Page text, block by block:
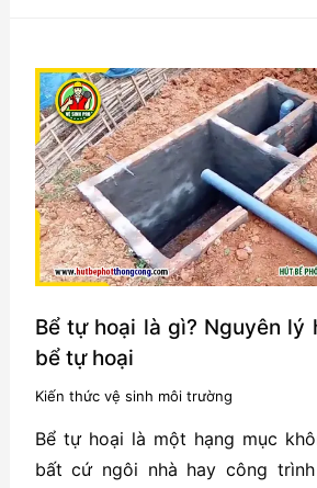
Phòng
–
Uy
tín,
Giá
rẻ,
Có
bảo
hành
Bể tự hoại là gì? Nguyên lý
bể tự hoại
Kiến thức vệ sinh môi trường
Bể tự hoại là một hạng mục
bất cứ ngôi nhà hay công